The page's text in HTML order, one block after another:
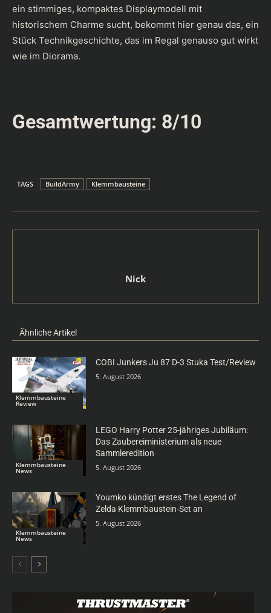
ein stimmiges, kompaktes Displaymodell mit
historischem Charme sucht, bekommt hier genau das, ein
Stück Technikgeschichte, das im Regal genauso gut wirkt
wie im Diorama.
Gesamtwertung: 8/10
TAGS BuildArmy Klemmbausteine
Nick
Ähnliche Artikel
Klemmbausteine
Review
COBI Junkers Ju 87 D-3 Stuka Test/Review
5. August 2026
Klemmbausteine
News
LEGO Harry Potter 25-jähriges Jubiläum:
Das Zaubereiministerium als neue
Sammleredition
5. August 2026
Klemmbausteine
News
Youmko kündigt erstes The Legend of
Zelda Klemmbaustein-Set an
5. August 2026